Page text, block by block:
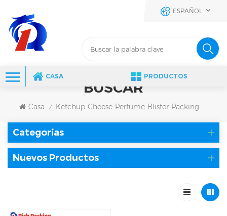
ESPAÑOL
CASA PRODUCTOS
BUSCAR
Casa / Ketchup-Cheese-Perfume-Blister-Packing-Machine
Categorías
Nuevos Productos